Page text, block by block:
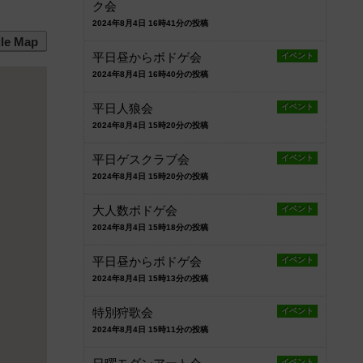
Map
ク会
2024年8月4日 16時41分の投稿
イベント
平日昼からボドゲ会
2024年8月4日 16時40分の投稿
イベント
平日人狼会
2024年8月4日 15時20分の投稿
イベント
平日ゲスクラブ会
2024年8月4日 15時20分の投稿
イベント
大人数ボドゲ会
2024年8月4日 15時18分の投稿
イベント
平日昼からボドゲ会
2024年8月4日 15時13分の投稿
イベント
特別狩歌会
2024年8月4日 15時11分の投稿